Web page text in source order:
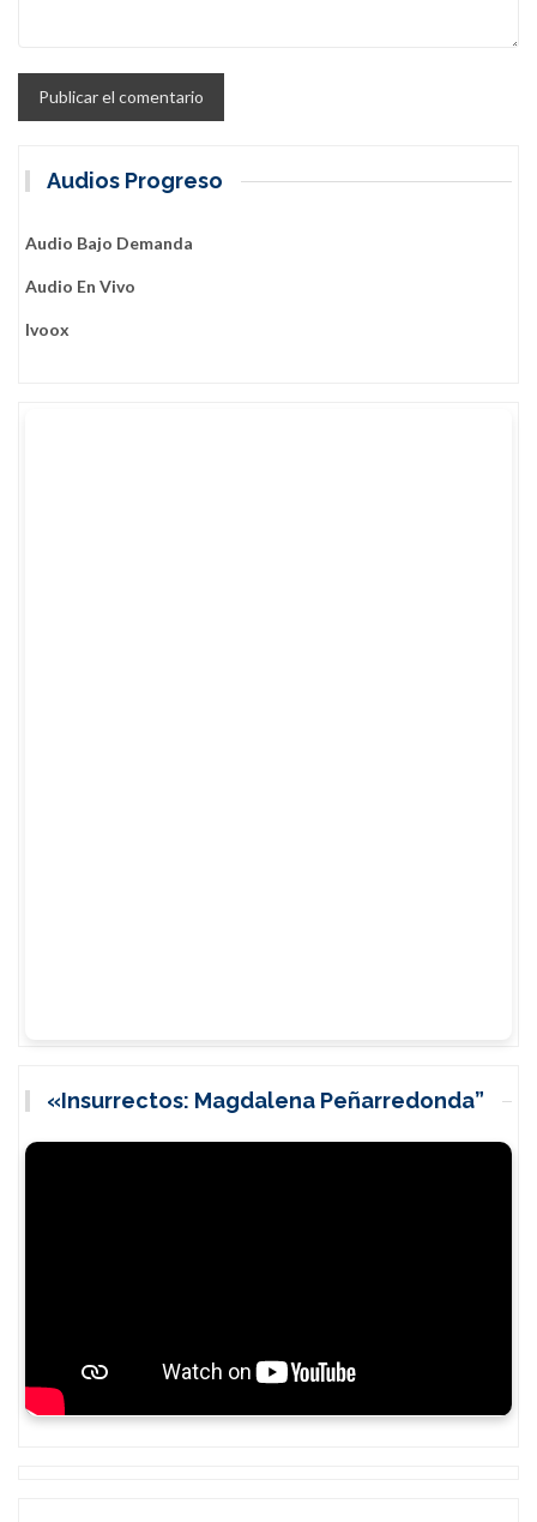
Audios Progreso
Audio Bajo Demanda
Audio En Vivo
Ivoox
«Insurrectos: Magdalena Peñarredonda”